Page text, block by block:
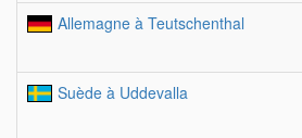
Allemagne à Teutschenthal
Suède à Uddevalla